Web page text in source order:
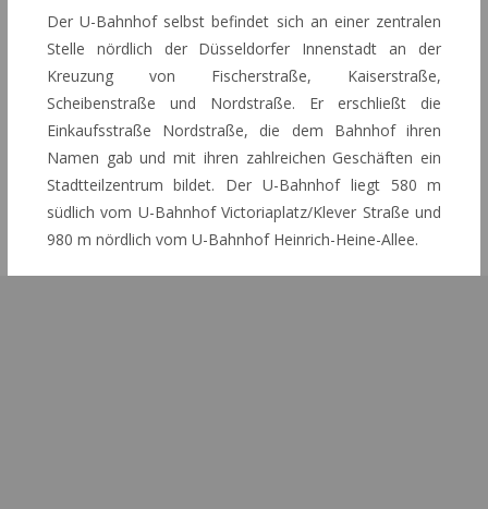
Der U-Bahnhof selbst befindet sich an einer zentralen
Stelle nördlich der Düsseldorfer Innenstadt an der
Kreuzung von Fischerstraße, Kaiserstraße,
Scheibenstraße und Nordstraße. Er erschließt die
Einkaufsstraße Nordstraße, die dem Bahnhof ihren
Namen gab und mit ihren zahlreichen Geschäften ein
Stadtteilzentrum bildet. Der U-Bahnhof liegt 580 m
südlich vom U-Bahnhof Victoriaplatz/Klever Straße und
980 m nördlich vom U-Bahnhof Heinrich-Heine-Allee.